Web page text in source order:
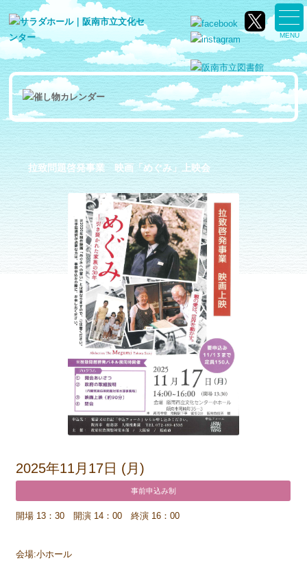
MENU
拉致問題啓発事業 映画「めぐみ」上映会
2025年11月17日 (月)
事前申込み制
開場 13：30 開演 14：00 終演 16：00
会場:小ホール